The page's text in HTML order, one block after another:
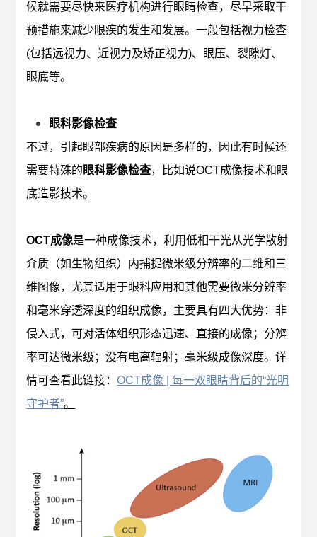
候就需要尽快来医疗机构进行眼睛检查，尽早采取干
预措施来减少眼疾的发生和发展。一般包括视力检查
(包括远视力、近视力及矫正视力)、眼压、裂隙灯、
眼底等。
眼科影像检查
不过，引起眼部疾病的原因是多样的，因此有时候还
需要特殊的眼科影像检查，比如说OCT成像技术和眼
底造影技术。
OCT成像是一种成像技术，利用低相干光从光学散射
介质（如生物组织）内捕捉微米级分辨率的二维和三
维图像，尤其适用于眼科应用和其他需要微米分辨率
和毫米穿透深度的组织成像，主要具有四大优势：非
侵入式，可对活体组织形态迅速、直接的成像；分辨
率可达微米级；没有电离辐射；毫米级成像深度。详
情可查看此链接：OCT成像 | 每一双眼睛背后的“光明
守护者”。